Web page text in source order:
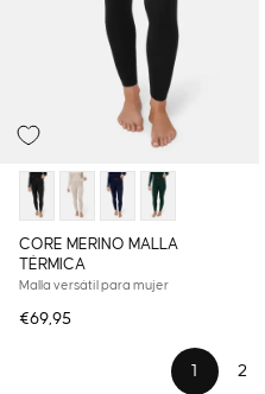
CORE MERINO MALLA
TÉRMICA
Malla versátil para mujer
€69,95
2